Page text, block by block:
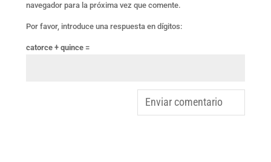
navegador para la próxima vez que comente.
Por favor, introduce una respuesta en dígitos:
catorce + quince =